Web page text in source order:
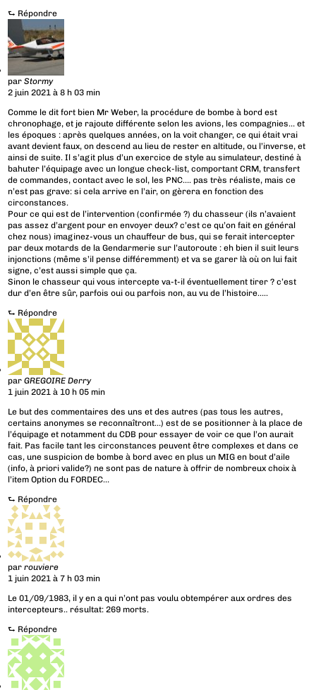
⮑ Répondre
parStormy
2 juin 2021 à 8 h 03 min
Comme le dit fort bien Mr Weber, la procédure de bombe à bord est
chronophage, et je rajoute différente selon les avions, les compagnies… et
les époques : après quelques années, on la voit changer, ce qui était vrai
avant devient faux, on descend au lieu de rester en altitude, ou l’inverse, et
ainsi de suite. Il s’agit plus d’un exercice de style au simulateur, destiné à
bahuter l’équipage avec un longue check-list, comportant CRM, transfert
de commandes, contact avec le sol, les PNC…. pas très réaliste, mais ce
n’est pas grave: si cela arrive en l’air, on gèrera en fonction des
circonstances.
Pour ce qui est de l’intervention (confirmée ?) du chasseur (ils n’avaient
pas assez d’argent pour en envoyer deux? c’est ce qu’on fait en général
chez nous) imaginez-vous un chauffeur de bus, qui se ferait intercepter
par deux motards de la Gendarmerie sur l’autoroute : eh bien il suit leurs
injonctions (même s’il pense différemment) et va se garer là où on lui fait
signe, c’est aussi simple que ça.
Sinon le chasseur qui vous intercepte va-t-il éventuellement tirer ? c’est
dur d’en être sûr, parfois oui ou parfois non, au vu de l’histoire…..
⮑ Répondre
parGREGOIRE Derry
1 juin 2021 à 10 h 05 min
Le but des commentaires des uns et des autres (pas tous les autres,
certains anonymes se reconnaîtront…) est de se positionner à la place de
l’équipage et notamment du CDB pour essayer de voir ce que l’on aurait
fait. Pas facile tant les circonstances peuvent être complexes et dans ce
cas, une suspicion de bombe à bord avec en plus un MIG en bout d’aile
(info, à priori valide?) ne sont pas de nature à offrir de nombreux choix à
l’item Option du FORDEC…
⮑ Répondre
parrouviere
1 juin 2021 à 7 h 03 min
Le 01/09/1983, il y en a qui n’ont pas voulu obtempérer aux ordres des
intercepteurs.. résultat: 269 morts.
⮑ Répondre